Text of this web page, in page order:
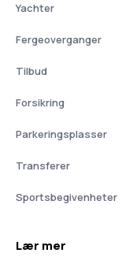
Yachter
Fergeoverganger
Tilbud
Forsikring
Parkeringsplasser
Transferer
Sportsbegivenheter
Lær mer